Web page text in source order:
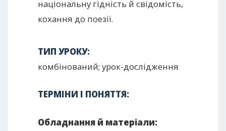
національну гідність й свідомість,
кохання до поезії.
ТИП УРОКУ:
комбінований; урок-дослідження
ТЕРМІНИ І ПОНЯТТЯ:
Обладнання й матеріали: